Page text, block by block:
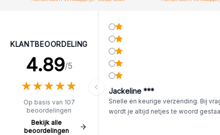
KLANTBEOORDELING
4.89/5
★★★★★
★★★★★
Op basis van 107
beoordelingen
Bekijk alle
beoordelingen
Jackeline ***
Snelle en keurige verzending. Bij
wordt je altijd netjes te woord